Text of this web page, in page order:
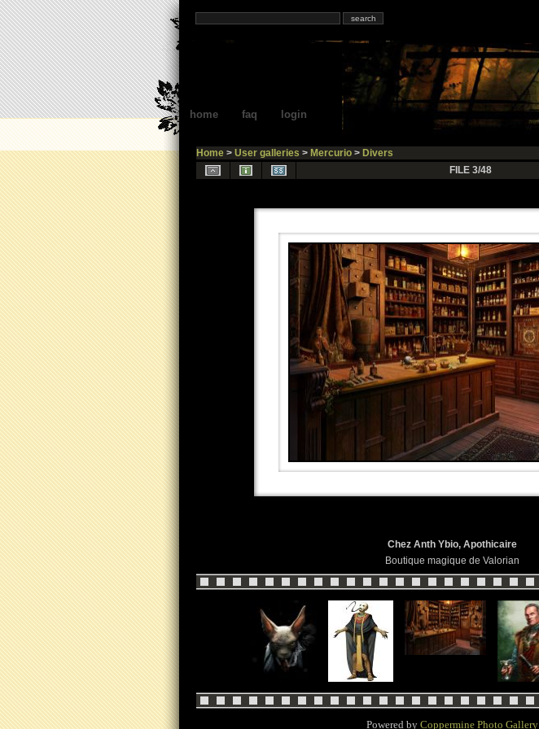
home faq login
Home> User galleries > Mercurio> Divers
FILE 3/48
Chez Anth Ybio, Apothicaire
Boutique magique de Valorian
Powered by Coppermine Photo Gallery